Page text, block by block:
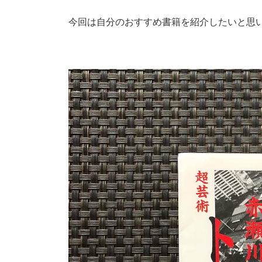
今回は自分のおすすめ書籍を紹介したいと思